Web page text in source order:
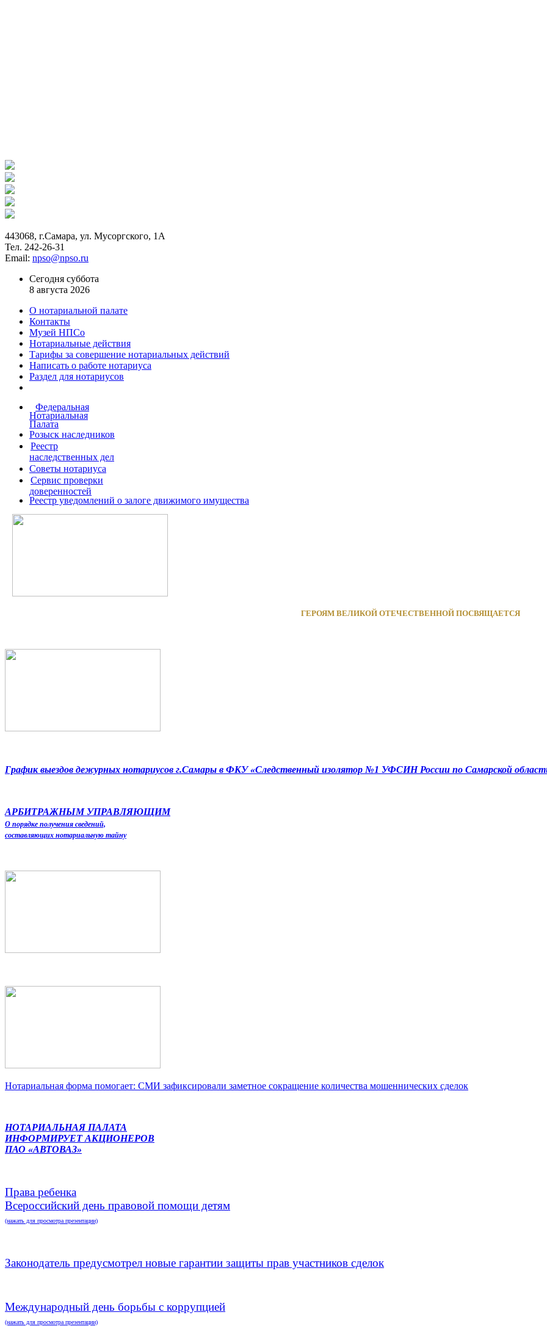
443068, г.Самара, ул. Мусоргского, 1А
Тел. 242-26-31
Email: npso@npso.ru
Сегодня суббота
8 августа 2026
О нотариальной палате
Контакты
Музей НПСо
Нотариальные действия
Тарифы за совершение нотариальных действий
Написать о работе нотариуса
Раздел для нотариусов
Федеральная
Нотариальная
Палата
Розыск наследников
Реестр
наследственных дел
Советы нотариуса
Сервис проверки
доверенностей
Реестр уведомлений о залоге движимого имущества
ГЕРОЯМ ВЕЛИКОЙ ОТЕЧЕСТВЕННОЙ ПОСВЯЩАЕТСЯ
График выездов дежурных нотариусов г.Самары в ФКУ «Следственный изолятор №1 УФСИН России по Самарской
АРБИТРАЖНЫМ УПРАВЛЯЮЩИМ
О порядке получения сведений,
составляющих нотариальную тайну
Нотариальная форма помогает: СМИ зафиксировали заметное сокращение количества мошеннических сделок
НОТАРИАЛЬНАЯ ПАЛАТА
ИНФОРМИРУЕТ АКЦИОНЕРОВ
ПАО «АВТОВАЗ»
Права ребенка
Всероссийский день правовой помощи детям
(нажать для просмотра презентации)
Законодатель предусмотрел новые гарантии защиты прав участников сделок
Международный день борьбы с коррупцией
(нажать для просмотра презентации)